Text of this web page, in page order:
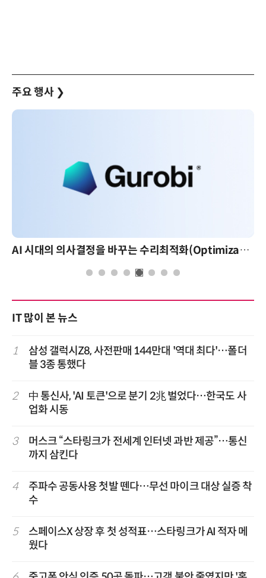
주요 행사 ❯
AI 시대의 의사결정을 바꾸는 수리최적화(Optimization): 실제 산업 적용 사례와 활용 전략
IT 많이 본 뉴스
1
삼성 갤럭시Z8, 사전판매 144만대 '역대 최다'…폴더
블 3종 통했다
2
中 통신사, 'AI 토큰'으로 분기 2兆 벌었다…한국도 사
업화 시동
3
머스크 “스타링크가 전세계 인터넷 과반 제공”…통신
까지 삼킨다
4
주파수 공동사용 첫발 뗀다…무선 마이크 대상 실증 착
수
5
스페이스X 상장 후 첫 성적표…스타링크가 AI 적자 메
웠다